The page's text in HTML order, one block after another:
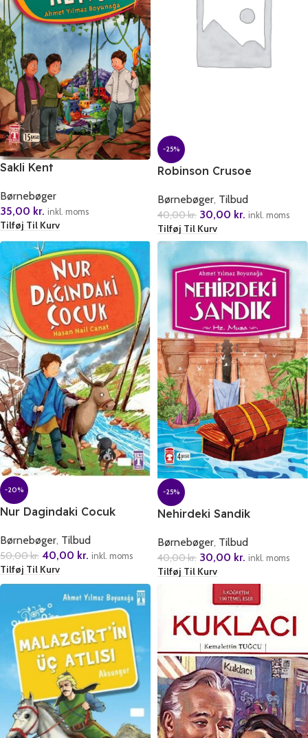
Sakli Kent
Børnebøger
35,00 kr. inkl. moms
Tilføj Til Kurv
-25%
Robinson Crusoe
Børnebøger, Tilbud
40,00kr. 30,00 kr. inkl. moms
Tilføj Til Kurv
-20%
Nur Dagindaki Cocuk
Børnebøger, Tilbud
50,00kr. 40,00 kr. inkl. moms
Tilføj Til Kurv
-25%
Nehirdeki Sandik
Børnebøger, Tilbud
40,00kr. 30,00 kr. inkl. moms
Tilføj Til Kurv